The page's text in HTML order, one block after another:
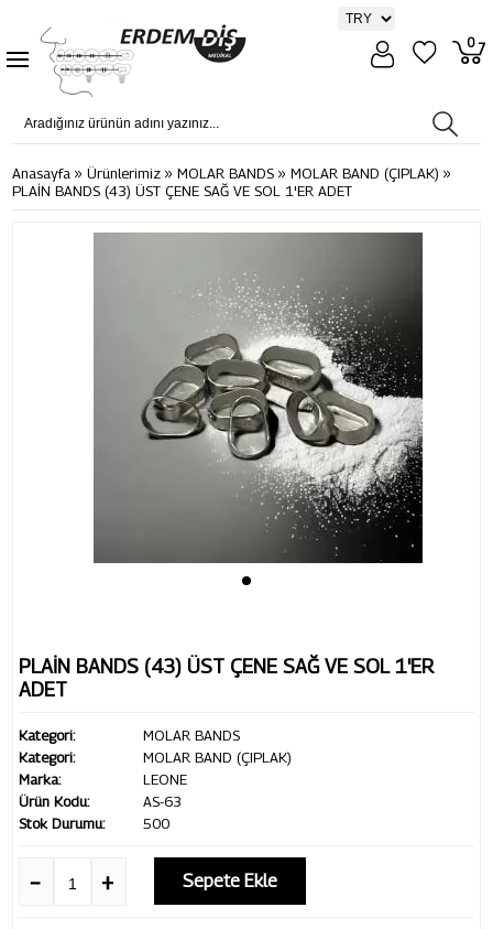
0
Anasayfa » Ürünlerimiz » MOLAR BANDS» MOLAR BAND (ÇIPLAK) »
PLAİN BANDS (43) ÜST ÇENE SAĞ VE SOL 1'ER ADET
PLAİN BANDS (43) ÜST ÇENE SAĞ VE SOL 1'ER
ADET
Kategori:
MOLAR BANDS
Kategori:
MOLAR BAND (ÇIPLAK)
Marka:
LEONE
Ürün Kodu:
AS-63
Stok Durumu:
500
Sepete Ekle